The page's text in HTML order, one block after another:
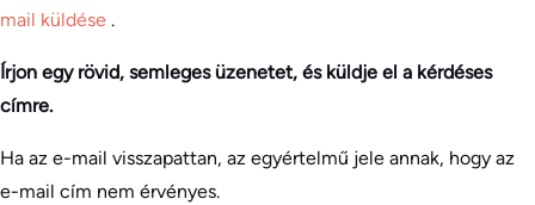
mail küldése .
Írjon egy rövid, semleges üzenetet, és küldje el a kérdéses
címre.
Ha az e-mail visszapattan, az egyértelmű jele annak, hogy az
e-mail cím nem érvényes.